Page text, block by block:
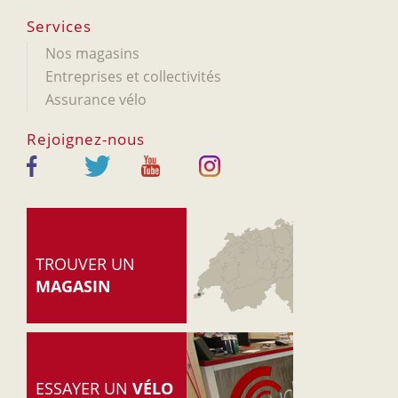
Services
Nos magasins
Entreprises et collectivités
Assurance vélo
Rejoignez-nous
TROUVER UN
MAGASIN
ESSAYER UN VÉLO